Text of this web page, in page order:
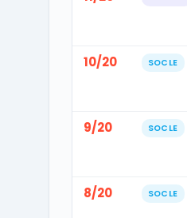
10/20 SOCLE
9/20 SOCLE
8/20 SOCLE